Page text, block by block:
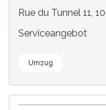
Rue du Tunnel 11,
Serviceangebot
Umzug